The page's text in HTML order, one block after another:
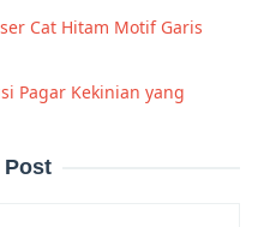
Cat Hitam Motif Garis
Pagar Kekinian yang
Post